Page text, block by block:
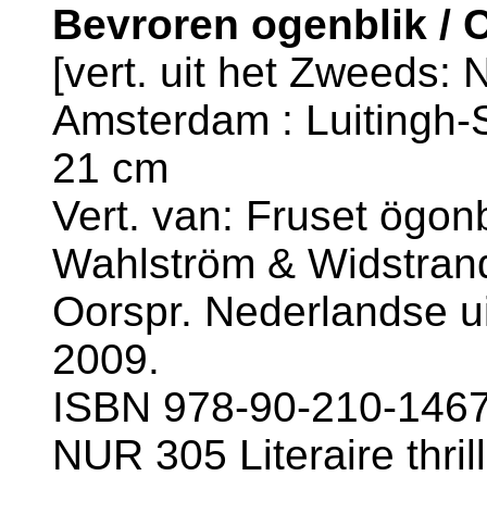
Bevroren ogenblik /
[vert. uit het Zweeds:
Amsterdam :
21 cm
Vert. van: Fruset
Wahlström &
Oorspr. Nederlandse
2009.
ISBN 978-90-210-
NUR 305 Literaire